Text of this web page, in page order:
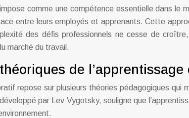
comme une compétence essentielle dans
entre leurs employés et apprenants. Cette
des défis professionnels ne cesse de
marché du travail.
de
repose sur plusieurs théories pédagogiques
par Lev Vygotsky, souligne que